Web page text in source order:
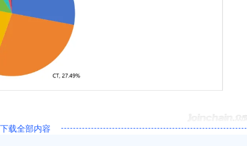
载全部内容